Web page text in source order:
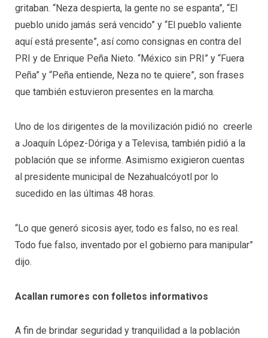
gritaban. “Neza despierta, la gente no se espanta”, “El
pueblo unido jamás será vencido” y “El pueblo valiente
aquí está presente”, así como consignas en contra del
PRI y de Enrique Peña Nieto. “México sin PRI” y “Fuera
Peña” y “Peña entiende, Neza no te quiere”, son frases
que también estuvieron presentes en la marcha.
Uno de los dirigentes de la movilización pidió no creerle
a Joaquín López-Dóriga y a Televisa, también pidió a la
población que se informe. Asimismo exigieron cuentas
al presidente municipal de Nezahualcóyotl por lo
sucedido en las últimas 48 horas.
“Lo que generó sicosis ayer, todo es falso, no es real.
Todo fue falso, inventado por el gobierno para manipular”
dijo.
Acallan rumores con folletos informativos
A fin de brindar seguridad y tranquilidad a la población